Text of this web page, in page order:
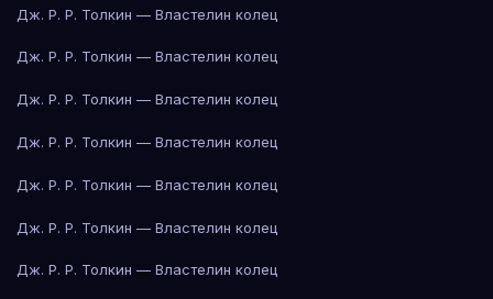
Дж. Р. Р. Толкин — Властелин колец
Дж. Р. Р. Толкин — Властелин колец
Дж. Р. Р. Толкин — Властелин колец
Дж. Р. Р. Толкин — Властелин колец
Дж. Р. Р. Толкин — Властелин колец
Дж. Р. Р. Толкин — Властелин колец
Дж. Р. Р. Толкин — Властелин колец